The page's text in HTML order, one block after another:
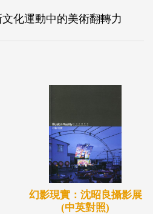
化運動中的美術翻轉力
幻影現實：沈昭良攝影展
(中英對照)